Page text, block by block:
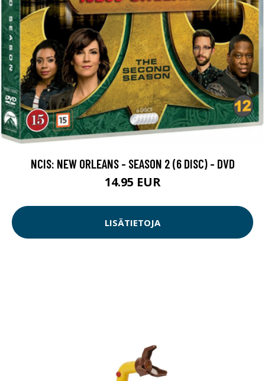
NCIS: NEW ORLEANS - SEASON 2 (6 DISC) - DVD
14.95 EUR
LISÄTIETOJA